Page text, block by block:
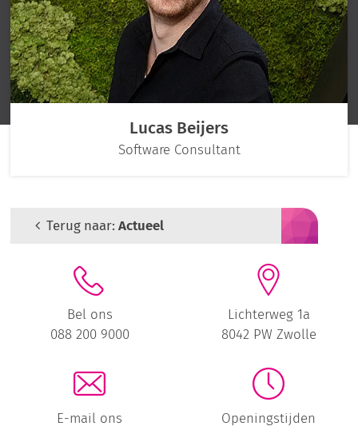
Lucas Beijers
Software Consultant
Terug naar:Actueel
Bel ons
088 200 9000
Lichterweg 1a
8042 PW Zwolle
E-mail ons
Openingstijden